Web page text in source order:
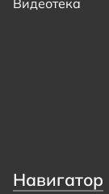
Навигатор